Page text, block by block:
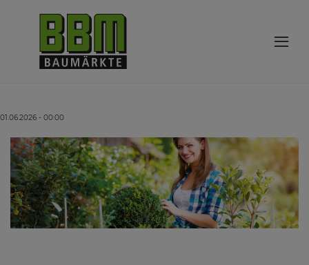
01.06.2026 - 00:00